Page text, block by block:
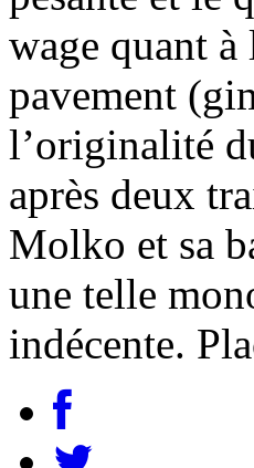
wage quant
pavement
l’originalité
après deux
Molko et sa
une telle
indécente.